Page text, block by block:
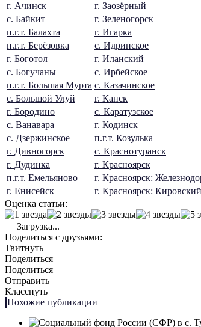
г. Ачинск
г. Заозёрный
с. Байкит
г. Зеленогорск
п.г.т. Балахта
г. Игарка
п.г.т. Берёзовка
с. Идринское
г. Боготол
г. Иланский
с. Богучаны
с. Ирбейское
п.г.т. Большая Мурта с. Казачинское
с. Большой Улуй
г. Канск
г. Бородино
с. Каратузское
с. Ванавара
г. Кодинск
с. Дзержинское
п.г.т. Козулька
г. Дивногорск
с. Краснотуранск
г. Дудинка
г. Красноярск
п.г.т. Емельяново
г. Красноярск:
г. Енисейск
г. Красноярск:
Оценка статьи:
Загрузка...
Поделиться с друзьями:
Твитнуть
Поделиться
Поделиться
Отправить
Класснуть
Похожие публикации